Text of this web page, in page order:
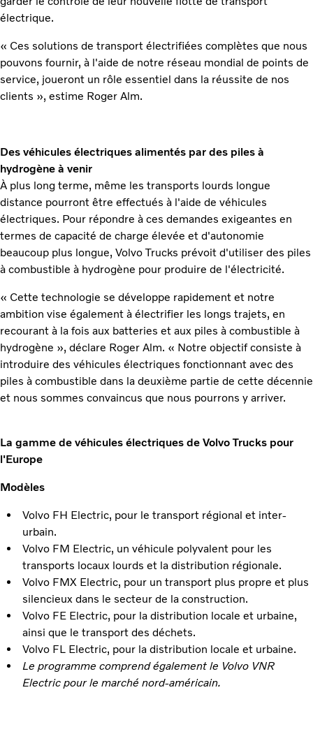
électrique.
« Ces solutions de transport électrifiées complètes que nous
pouvons fournir, à l'aide de notre réseau mondial de points de
service, joueront un rôle essentiel dans la réussite de nos
clients », estime Roger Alm.
Des véhicules électriques alimentés par des piles à
hydrogène à venir
À plus long terme, même les transports lourds longue
distance pourront être effectués à l'aide de véhicules
électriques. Pour répondre à ces demandes exigeantes en
termes de capacité de charge élevée et d'autonomie
beaucoup plus longue, Volvo Trucks prévoit d'utiliser des piles
à combustible à hydrogène pour produire de l'électricité.
« Cette technologie se développe rapidement et notre
ambition vise également à électrifier les longs trajets, en
recourant à la fois aux batteries et aux piles à combustible à
hydrogène », déclare Roger Alm. « Notre objectif consiste à
introduire des véhicules électriques fonctionnant avec des
piles à combustible dans la deuxième partie de cette décennie
et nous sommes convaincus que nous pourrons y arriver.
La gamme de véhicules électriques de Volvo Trucks pour
l'Europe
Modèles
Volvo FH Electric, pour le transport régional et inter-
urbain.
Volvo FM Electric, un véhicule polyvalent pour les
transports locaux lourds et la distribution régionale.
Volvo FMX Electric, pour un transport plus propre et plus
silencieux dans le secteur de la construction.
Volvo FE Electric, pour la distribution locale et urbaine,
ainsi que le transport des déchets.
Volvo FL Electric, pour la distribution locale et urbaine.
Le programme comprend également le Volvo VNR
Electric pour le marché nord-américain.